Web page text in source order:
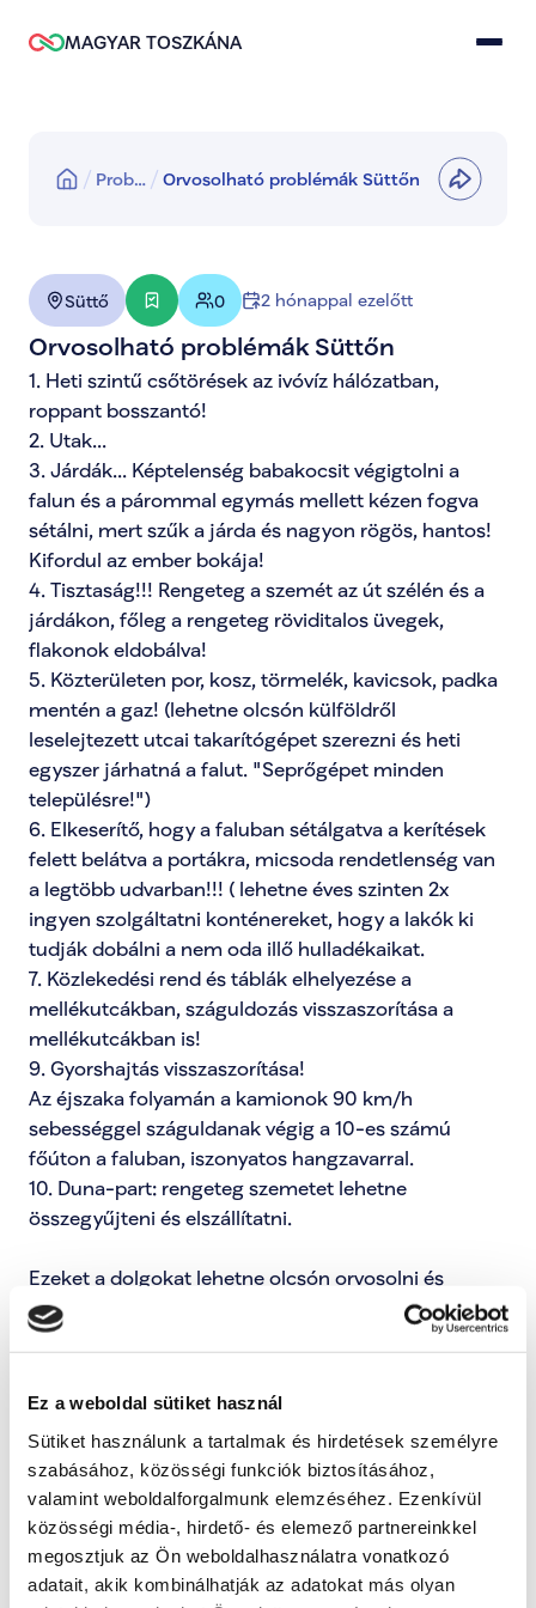
Ez a weboldal sütiket használ
Sütiket használunk a tartalmak és hirdetések személyre
szabásához, közösségi funkciók biztosításához,
valamint weboldalforgalmunk elemzéséhez. Ezenkívül
közösségi média-, hirdető- és elemező partnereinkkel
megosztjuk az Ön weboldalhasználatra vonatkozó
adatait, akik kombinálhatják az adatokat más olyan
MAGYAR TOSZKÁNA
Prob… Orvosolható problémák Süttőn
Süttő 0 2 hónappal ezelőtt
Orvosolható problémák Süttőn
1. Heti szintű csőtörések az ivóvíz hálózatban,
roppant bosszantó!
2. Utak...
3. Járdák... Képtelenség babakocsit végigtolni a
falun és a párommal egymás mellett kézen fogva
sétálni, mert szűk a járda és nagyon rögös, hantos!
Kifordul az ember bokája!
4. Tisztaság!!! Rengeteg a szemét az út szélén és a
járdákon, főleg a rengeteg röviditalos üvegek,
flakonok eldobálva!
5. Közterületen por, kosz, törmelék, kavicsok, padka
mentén a gaz! (lehetne olcsón külföldről
leselejtezett utcai takarítógépet szerezni és heti
egyszer járhatná a falut. "Seprőgépet minden
településre!")
6. Elkeserítő, hogy a faluban sétálgatva a kerítések
felett belátva a portákra, micsoda rendetlenség van
a legtöbb udvarban!!! ( lehetne éves szinten 2x
ingyen szolgáltatni konténereket, hogy a lakók ki
tudják dobálni a nem oda illő hulladékaikat.
7. Közlekedési rend és táblák elhelyezése a
mellékutcákban, száguldozás visszaszorítása a
mellékutcákban is!
9. Gyorshajtás visszaszorítása!
Az éjszaka folyamán a kamionok 90 km/h
sebességgel száguldanak végig a 10-es számú
főúton a faluban, iszonyatos hangzavarral.
10. Duna-part: rengeteg szemetet lehetne
összegyűjteni és elszállítatni.
Ezeket a dolgokat lehetne olcsón orvosolni és
cserébe egy szép élhetőbb településen élhetnénk!
Köszönöm szépen! További sok sikert kívánok!
Bejelentői frissítések megnyitása
Kategóriák:
Engem is érint ez a probléma
Ezzel tudod jelezni, hogy ez a probléma rád is
hatással van, és fontosnak tartod a megoldását.